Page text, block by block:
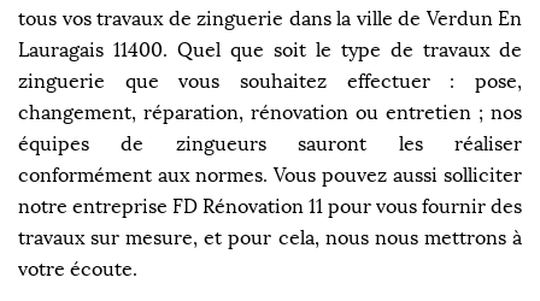
tous vos travaux de zinguerie dans la ville de Verdun En
Lauragais 11400. Quel que soit le type de travaux de
zinguerie que vous souhaitez effectuer : pose,
changement, réparation, rénovation ou entretien ; nos
équipes de zingueurs sauront les réaliser
conformément aux normes. Vous pouvez aussi solliciter
notre entreprise FD Rénovation 11 pour vous fournir des
travaux sur mesure, et pour cela, nous nous mettrons à
votre écoute.